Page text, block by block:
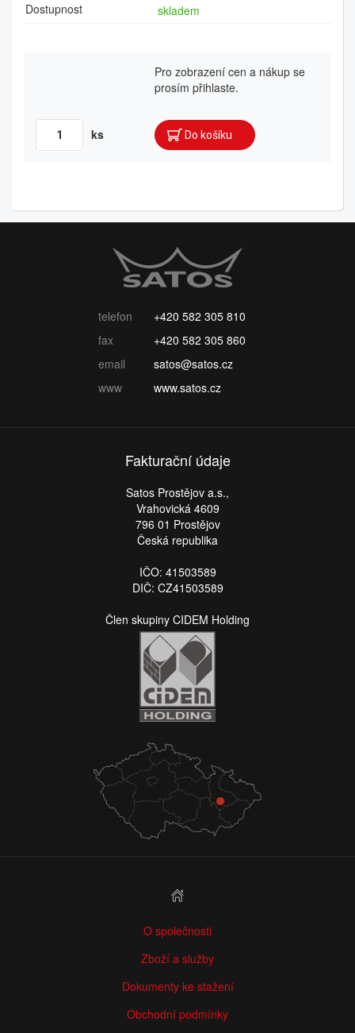
Dostupnost
skladem
Pro zobrazení cen a nákup se
prosím přihlaste.
ks
telefon
+420 582 305 810
fax
+420 582 305 860
email
satos@satos.cz
www
www.satos.cz
Fakturační údaje
Satos Prostějov a.s.,
Vrahovická 4609
796 01 Prostějov
Česká republika
IČO: 41503589
DIČ: CZ41503589
Člen skupiny CIDEM Holding
O společnosti
Zboží a služby
Dokumenty ke stažení
Obchodní podmínky